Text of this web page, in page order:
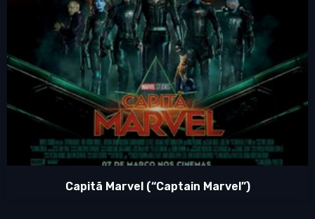
Capitã Marvel (“Captain Marvel”)